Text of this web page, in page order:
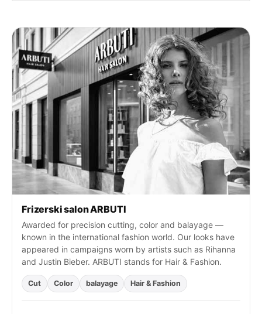
i
t
i
Frizerski salon ARBUTI
Awarded for precision cutting, color and balayage —
known in the international fashion world. Our looks have
appeared in campaigns worn by artists such as Rihanna
and Justin Bieber. ARBUTI stands for Hair & Fashion.
Cut Color balayage Hair & Fashion